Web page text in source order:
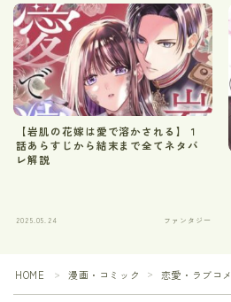
【岩肌の花嫁は愛で溶かされる】１
話あらすじから結末まで全てネタバ
レ解説
2025.05.24 ファンタジー
HOME ＞ 漫画・コミック ＞ 恋愛・ラブコメ